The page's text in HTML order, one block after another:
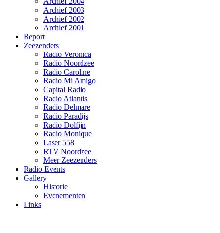
Archief 2003
Archief 2002
Archief 2001
Report
Zeezenders
Radio Veronica
Radio Noordzee
Radio Caroline
Radio Mi Amigo
Capital Radio
Radio Atlantis
Radio Delmare
Radio Paradijs
Radio Dolfijn
Radio Monique
Laser 558
RTV Noordzee
Meer Zeezenders
Radio Events
Gallery
Historie
Evenementen
Links